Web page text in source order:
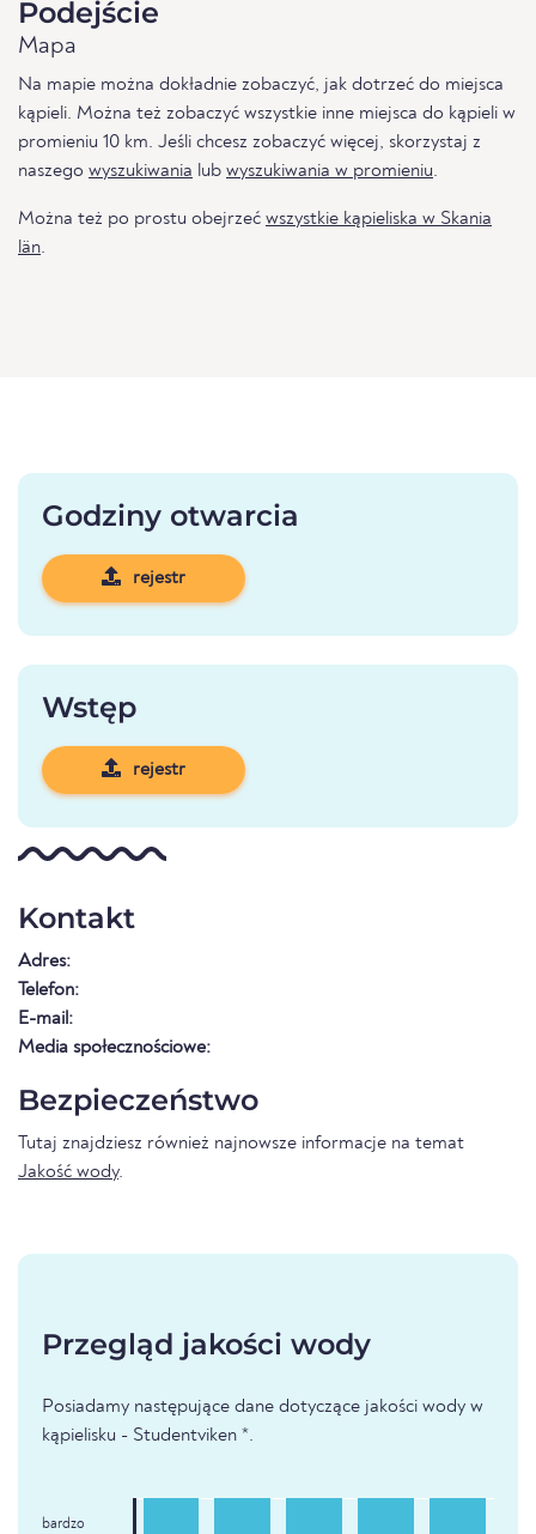
Podejście
Mapa
Na mapie można dokładnie zobaczyć, jak dotrzeć do miejsca
kąpieli. Można też zobaczyć wszystkie inne miejsca do kąpieli w
promieniu 10 km. Jeśli chcesz zobaczyć więcej, skorzystaj z
naszego wyszukiwania lub wyszukiwania w promieniu.
Można też po prostu obejrzeć wszystkie kąpieliska w Skania
län.
Godziny otwarcia
rejestr
Wstęp
rejestr
Kontakt
Adres:
Telefon:
E-mail:
Media społecznościowe:
Bezpieczeństwo
Tutaj znajdziesz również najnowsze informacje na temat
Jakość wody.
Przegląd jakości wody
Posiadamy następujące dane dotyczące jakości wody w
kąpielisku - Studentviken *.
bardzo